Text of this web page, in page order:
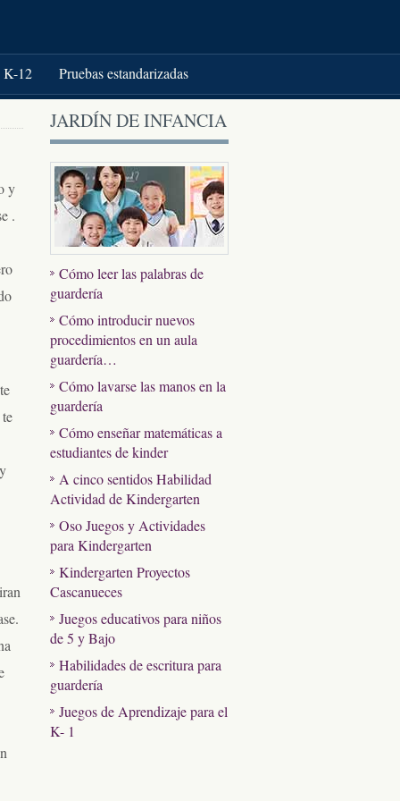
K-12
Pruebas estandarizadas
y
.
JARDÍN DE INFANCIA
Cómo leer las palabras de
guardería
Cómo introducir nuevos
procedimientos en un aula
guardería…
Cómo lavarse las manos en la
guardería
Cómo enseñar matemáticas a
estudiantes de kinder
A cinco sentidos Habilidad
Actividad de Kindergarten
Oso Juegos y Actividades
para Kindergarten
Kindergarten Proyectos
Cascanueces
Juegos educativos para niños
de 5 y Bajo
Habilidades de escritura para
guardería
Juegos de Aprendizaje para el
K- 1